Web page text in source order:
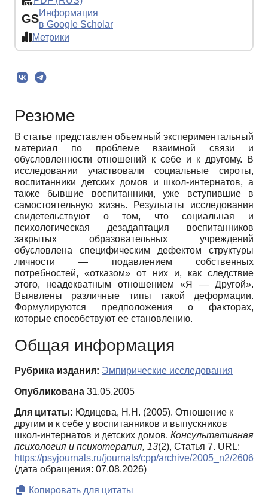
GSИнформация
в Google Scholar
Метрики
Резюме
В статье представлен объемный экспериментальный
материал по проблеме взаимной связи и
обусловленности отношений к себе и к другому. В
исследовании участвовали социальные сироты,
воспитанники детских домов и школ-интернатов, а
также бывшие воспитанники, уже вступившие в
самостоятельную жизнь. Результаты исследования
свидетельствуют о том, что социальная и
психологическая дезадаптация воспитанников
закрытых образовательных учреждений
обусловлена специфическим дефектом структуры
личности — подавлением собственных
потребностей, «отказом» от них и, как следствие
этого, неадекватным отношением «Я — Другой».
Выявлены различные типы такой деформации.
Формулируются предположения о факторах,
которые способствуют ее становлению.
Общая информация
Рубрика издания: Эмпирические исследования
Опубликована 31.05.2005
Для цитаты: Юдицева, Н.Н. (2005). Отношение к
другим и к себе у воспитанников и выпускников
школ-интернатов и детских домов. Консультативная
психология и психотерапия, 13(2), Статья 7. URL:
https://psyjournals.ru/journals/cpp/archive/2005_n2/2606
(дата обращения: 07.08.2026)
Копировать для цитаты